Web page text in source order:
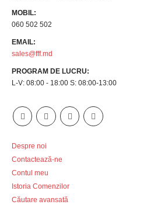
MOBIL:
060 502 502
EMAIL:
sales@fff.md
PROGRAM DE LUCRU:
L-V: 08:00 - 18:00 S: 08:00-13:00
Despre noi
Contactează-ne
Contul meu
Istoria Comenzilor
Căutare avansată